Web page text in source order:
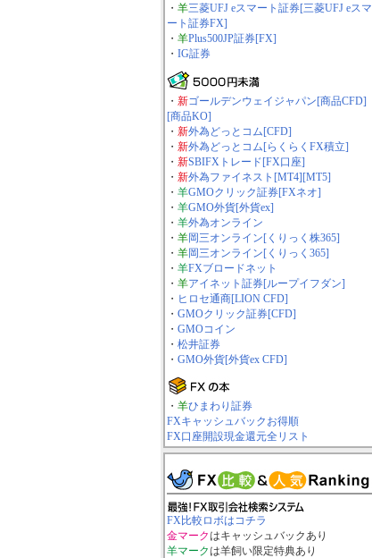
・ 羊三菱UFJ eスマート証券[三菱UFJ eスマ
ート証券FX]
・ 羊Plus500JP証券[FX]
・ IG証券
・ 新ゴールデンウェイジャパン[商品CFD]
[商品KO]
・ 新外為どっとコム[CFD]
・ 新外為どっとコム[らくらくFX積立]
・ 新SBIFXトレード[FX口座]
・ 新外為ファイネスト[MT4][MT5]
・ 羊GMOクリック証券[FXネオ]
・ 羊GMO外貨[外貨ex]
・ 羊外為オンライン
・ 羊岡三オンライン[くりっく株365]
・ 羊岡三オンライン[くりっく365]
・ 羊FXブロードネット
・ 羊アイネット証券[ループイフダン]
・ ヒロセ通商[LION CFD]
・ GMOクリック証券[CFD]
・ GMOコイン
・ 松井証券
・ GMO外貨[外貨ex CFD]
・ 羊ひまわり証券
FXキャッシュバックお得順
FX口座開設現金還元全リスト
FX比較ロボはコチラ
金マークはキャッシュバックあり
羊マークは羊飼い限定特典あり